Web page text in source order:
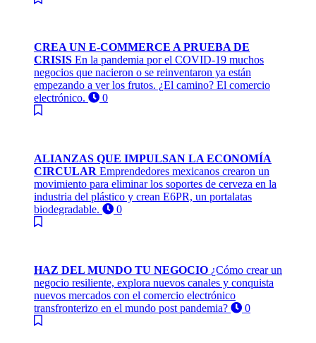
CREA UN E-COMMERCE A PRUEBA DE
CRISIS En la pandemia por el COVID-19 muchos
negocios que nacieron o se reinventaron ya están
empezando a ver los frutos. ¿El camino? El comercio
electrónico.
0
ALIANZAS QUE IMPULSAN LA ECONOMÍA
CIRCULAR Emprendedores mexicanos crearon un
movimiento para eliminar los soportes de cerveza en la
industria del plástico y crean E6PR, un portalatas
biodegradable.
0
HAZ DEL MUNDO TU NEGOCIO ¿Cómo crear un
negocio resiliente, explora nuevos canales y conquista
nuevos mercados con el comercio electrónico
transfronterizo en el mundo post pandemia?
0